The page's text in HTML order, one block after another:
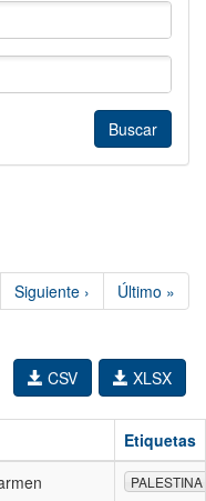
Siguiente › Último »
XLSX
CSV
Etiquetas
PALESTINA